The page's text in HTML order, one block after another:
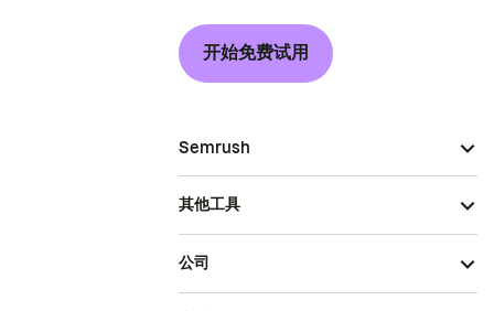
开始免费试用
Semrush
其他工具
公司